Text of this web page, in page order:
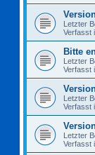
Letzter
Verfasst
Bitte
Letzter
Verfasst
Letzter
Verfasst
Letzter
Verfasst